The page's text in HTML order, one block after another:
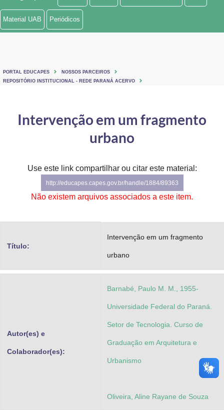
Ministério de Minas e Energia
Ministério do Turismo
Controladoria-Geral da União
Secretaria-Geral
Material UAB Periódicos
PORTAL EDUCAPES
NOSSOS PARCEIROS
REPOSITÓRIO INSTITUCIONAL - REDE PARANÁ ACERVO
Intervenção em um fragmento
urbano
Use este link compartilhar ou citar este material:
http://educapes.capes.gov.br/handle/1884/89363
Não existem arquivos associados a este item.
Título:
Intervenção em um fragmento
urbano
Autor(es) e
Colaborador(es):
Barnabé, Paulo M. M., 1955-
Universidade Federal do Paraná.
Setor de Tecnologia. Curso de
Graduação em Arquitetura e
Urbanismo
Oliveira, Aline Rayane de Souza